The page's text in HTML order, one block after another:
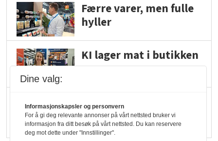
Færre varer, men fulle
hyller
KI lager mat i butikken
Q passerte 1 milliard i
Rema i 2025
Dine valg:
Informasjonskapsler og personvern
For å gi deg relevante annonser på vårt nettsted bruker vi
informasjon fra ditt besøk på vårt nettsted. Du kan reservere
deg mot dette under "Innstillinger".